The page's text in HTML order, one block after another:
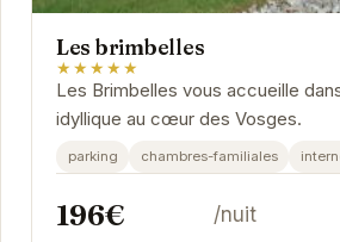
Les brimbelles
★★★★★
Les Brimbelles vous accueille
idyllique au cœur des Vosges.
parking chambres-familiales
196€ /nuit